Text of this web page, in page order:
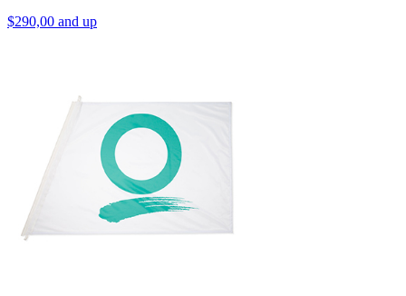
$290,00 and up